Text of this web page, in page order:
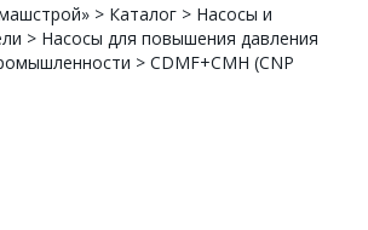
> Каталог > Насосы и
> Насосы для повышения давления
>CDMF+CMH (CNP